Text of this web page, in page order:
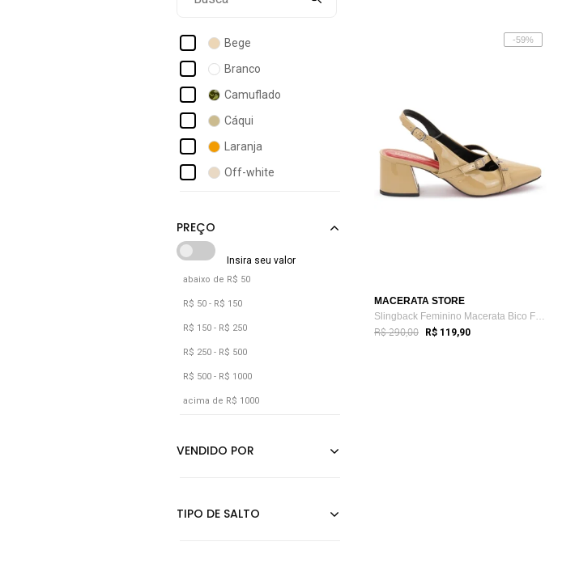
Bege
Branco
Camuflado
Cáqui
Laranja
Off-white
abaixo de R$ 50
R$ 50 - R$ 150
R$ 150 - R$ 250
R$ 250 - R$ 500
R$ 500 - R$ 1000
acima de R$ 1000
-59%
MACERATA STORE
Slingback Feminino Macerata Bico Fino Sa...
R$ 290,00 R$ 119,90